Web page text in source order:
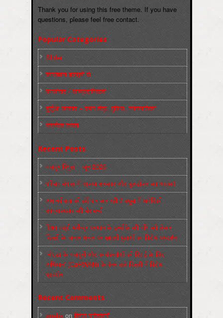
Thank you for using this free theme. If you have
questions, please feel free contact.
Popular Categories
Slider
कारख़ाना इलाक़ों से
फ़ासीवाद / साम्‍प्रदायिकता
बुर्जुआ जनवाद – दमन तंत्र, पुलिस, न्‍यायपालिका
संघर्षरत जनता
Recent Posts
मज़दूर बिगुल – जून 2026
पश्चिम बंगाल में भाजपा सरकार और बुलडोज़र का आतंक!
अमानवीयता की हदें पार कर रही है क्यूबा में अमेरिकी
साम्राज्यवाद की घेराबन्दी
शिक्षा मंत्री धर्मेन्द्र प्रधान के इस्तीफ़े की माँग को लेकर
दिल्ली के जन्तर-मन्तर पर छात्रों-युवाओं का विरोध प्रदर्शन
‘नोएडा के मज़दूरों और कार्यकर्ताओं की रिहाई के लिए
अभियान’ (CaRWAN) के बैनर तले दिल्ली में विरोध
प्रदर्शन
Recent Comments
sneha on बिगुल पुस्तिकाएँ